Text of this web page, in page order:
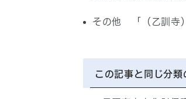
その他 「（乙訓寺
この記事と同じ分類